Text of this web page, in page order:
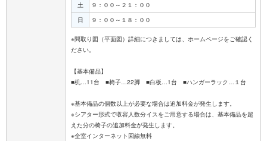
土
９：００～２１：００
日
９：００～１８：００
※間取り図（平面図）詳細につきましては、ホームページをご確認く
ださい。
【基本備品】
■机…11台 ■椅子…22脚 ■白板…1台 ■ハンガーラック…１台
※基本備品の個数以上が必要な場合は追加料金が発生します。
※シアター形式で収容人数分イスをご用意する場合は、基本備品を超
えた分の椅子の追加料金が発生します。
※全室インターネット回線無料